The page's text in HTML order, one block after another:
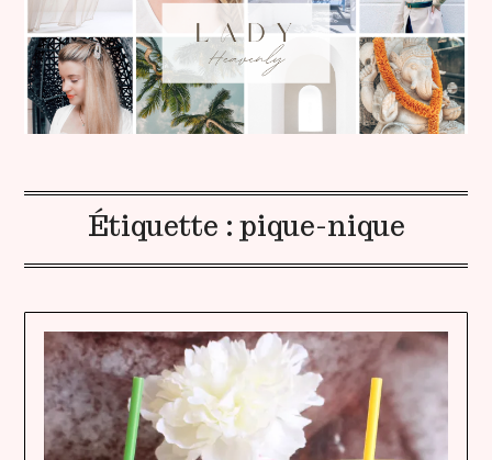
Étiquette :pique-nique